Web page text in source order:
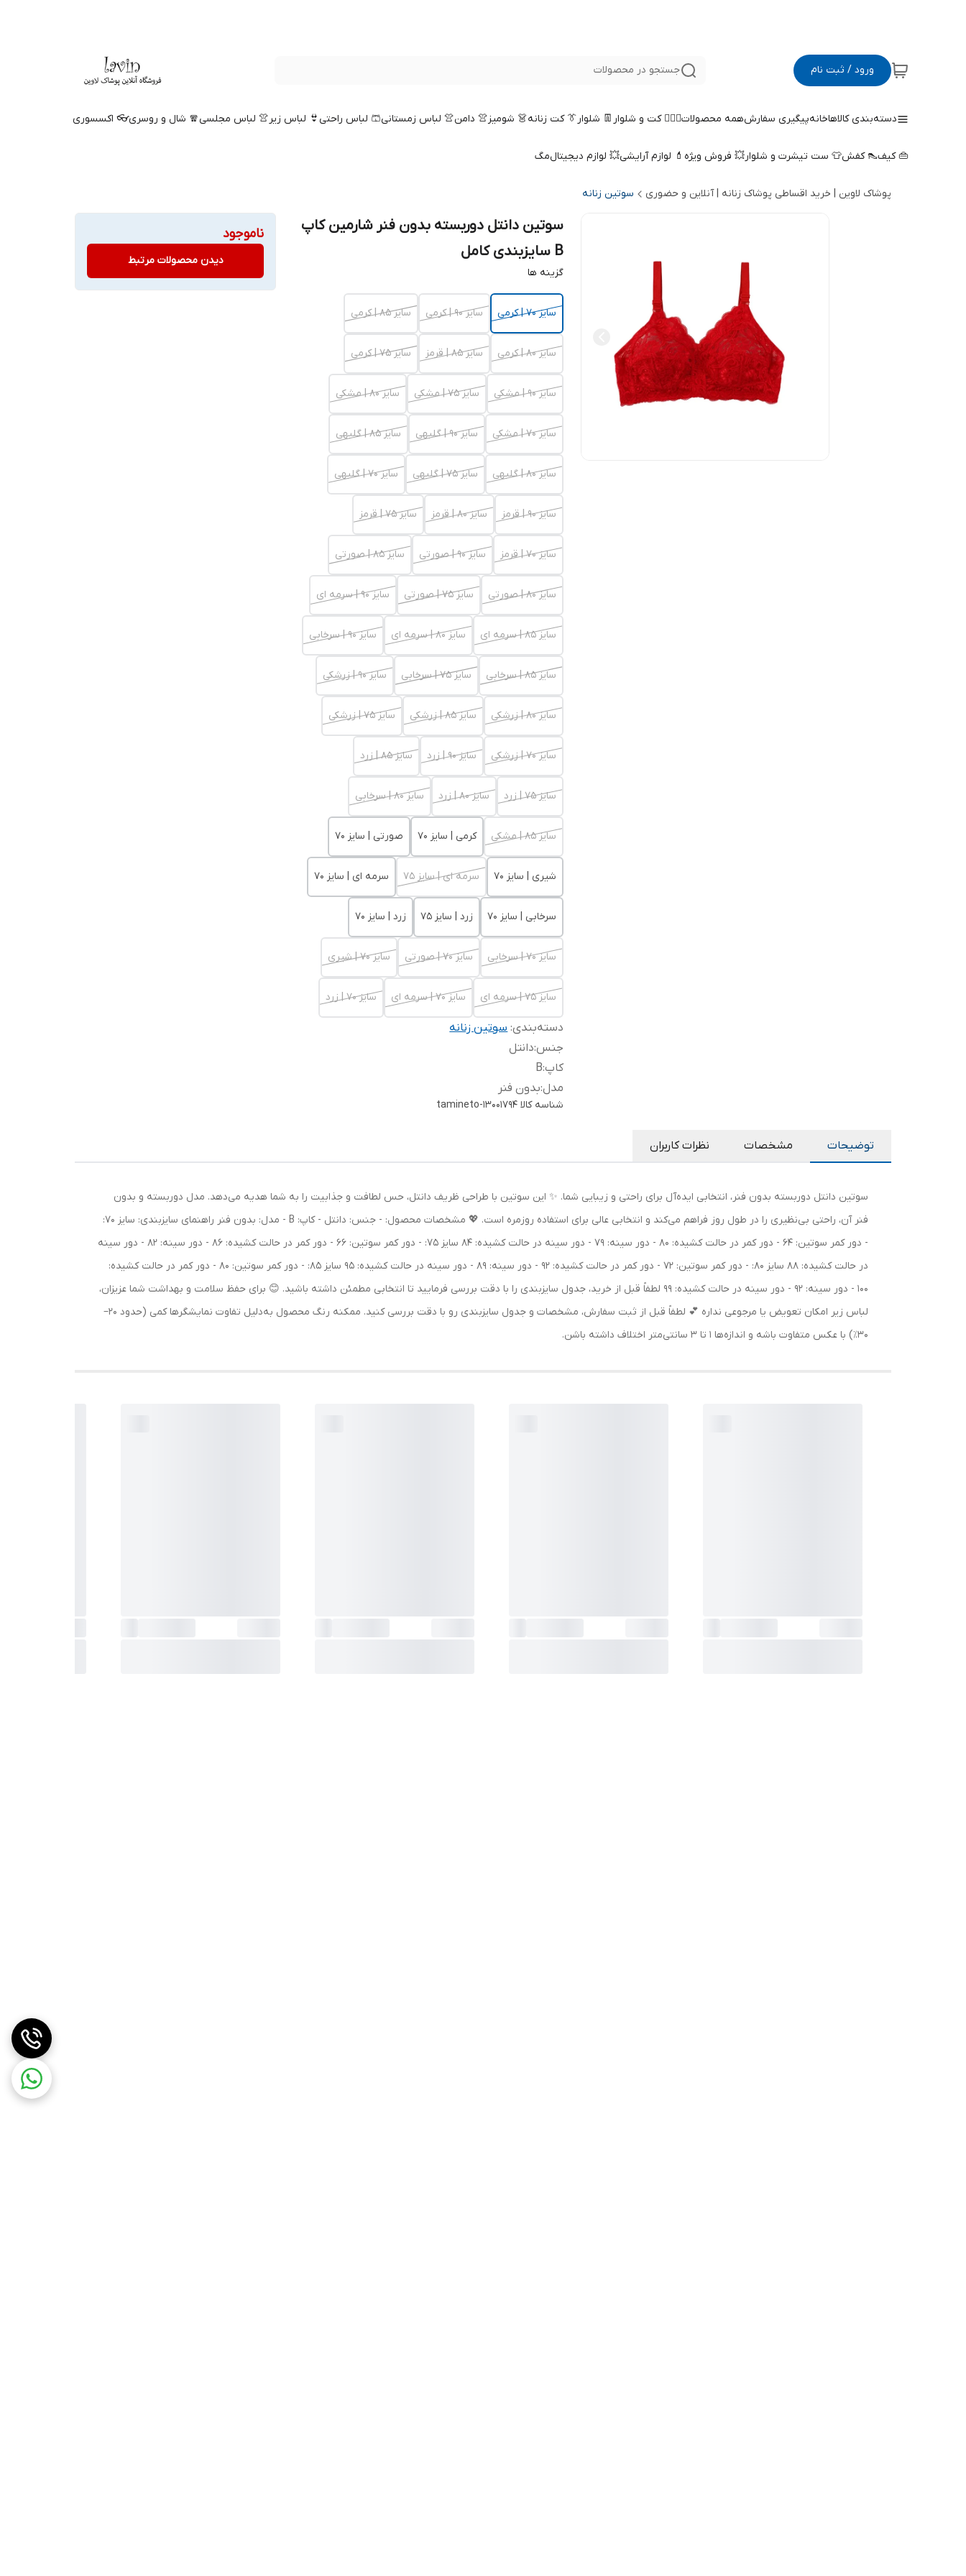
ورود / ثبت نام جستجو در محصولات
دسته‌بندی کالاهاخانهپیگیری سفارشهمه محصولات🤵🏻‍♀️ کت و شلوار 👖 شلوار👔 کت زنانه👗 شومیز👚 دامن👚 لباس زمستانی🩳 لباس راحتی👙 لباس زیر👚 لباس مجلسی🧣 شال و روسری👓 اکسسوری
👜 کیف👠 کفش👕 ست تیشرت و شلوار💥 فروش ویژه 💄 لوازم آرایشی💥 لوازم دیجیتالمگ
پوشاک لاوین | خرید اقساطی پوشاک زنانه | آنلاین و حضوری سوتین زنانه
سوتین دانتل دوربسته بدون فنر شارمین کاپ
B سایزبندی کامل
گزینه ها
سایز 70 | کرمی سایز 90 | کرمی سایز 85 | کرمی
سایز 80 | کرمی سایز 85 | قرمز سایز 75 | کرمی
سایز 90 | مشکی سایز 75 | مشکی سایز 80 | مشکی
سایز 70 | مشکی سایز 90 | گلبهی سایز 85 | گلبهی
سایز 80 | گلبهی سایز 75 | گلبهی سایز 70 | گلبهی
سایز 90 | قرمز سایز 80 | قرمز سایز 75 | قرمز
سایز 70 | قرمز سایز 90 | صورتی سایز 85 | صورتی
سایز 80 | صورتی سایز 75 | صورتی سایز 90 | سرمه ای
سایز 85 | سرمه ای سایز 80 | سرمه ای سایز 90 | سرخابی
سایز 85 | سرخابی سایز 75 | سرخابی سایز 90 | زرشکی
سایز 80 | زرشکی سایز 85 | زرشکی سایز 75 | زرشکی
سایز 70 | زرشکی سایز 90 | زرد سایز 85 | زرد
سایز 75 | زرد سایز 80 | زرد سایز 80 | سرخابی
سایز 85 | مشکی کرمی | سایز 70 صورتی | سایز 70
شیری | سایز 70 سرمه ای | سایز 75 سرمه ای | سایز 70
سرخابی | سایز 70 زرد | سایز 75 زرد | سایز 70
سایز 70 | سرخابی سایز 70 | صورتی سایز 70 | شیری
سایز 75 | سرمه ای سایز 70 | سرمه ای سایز 70 | زرد
دسته‌بندی:سوتین زنانه
جنس:دانتل
کاپ:
B
مدل:بدون فنر
شناسه کالا tamineto-13001794
ناموجود
دیدن محصولات مرتبط
توضیحات مشخصات نظرات کاربران
سوتین دانتل دوربسته بدون فنر، انتخابی ایده‌آل برای راحتی و زیبایی شما. ✨ این سوتین با طراحی ظریف دانتل، حس لطافت و جذابیت را به شما هدیه می‌دهد. مدل دوربسته و بدون
فنر آن، راحتی بی‌نظیری را در طول روز فراهم می‌کند و انتخابی عالی برای استفاده روزمره است. 💖 مشخصات محصول: - جنس: دانتل - کاپ: B - مدل: بدون فنر راهنمای سایزبندی: سایز 70:
- دور کمر سوتین: 64 - دور کمر در حالت کشیده: 80 - دور سینه: 79 - دور سینه در حالت کشیده: 84 سایز 75: - دور کمر سوتین: 66 - دور کمر در حالت کشیده: 86 - دور سینه: 82 - دور سینه
در حالت کشیده: 88 سایز 80: - دور کمر سوتین: 72 - دور کمر در حالت کشیده: 92 - دور سینه: 89 - دور سینه در حالت کشیده: 95 سایز 85: - دور کمر سوتین: 80 - دور کمر در حالت کشیده:
100 - دور سینه: 92 - دور سینه در حالت کشیده: 99 لطفاً قبل از خرید، جدول سایزبندی را با دقت بررسی فرمایید تا انتخابی مطمئن داشته باشید. 😊 برای حفظ سلامت و بهداشت شما عزیزان،
لباس زیر امکان تعویض یا مرجوعی نداره 💕 لطفاً قبل از ثبت سفارش، مشخصات و جدول سایزبندی رو با دقت بررسی کنید. ممکنه رنگ محصول به‌دلیل تفاوت نمایشگرها کمی (حدود ۲۰–
۳۰٪) با عکس متفاوت باشه و اندازه‌ها ۱ تا ۳ سانتی‌متر اختلاف داشته باشن.